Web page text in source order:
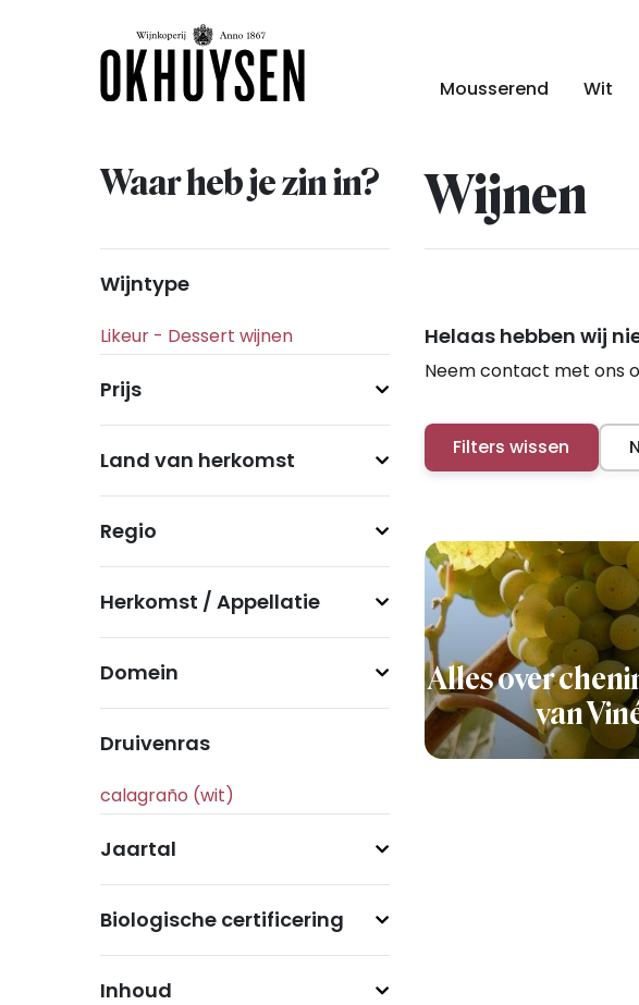
Mousserend Wit
Waar heb je zin in? Wijnen
Wijntype
Prijs
Land van herkomst
Regio
Herkomst / Appellatie
Domein
Druivenras
Jaartal
Biologische certificering
Inhoud
Helaas hebben wij
Neem contact met ons
Filters wissen
Alles over
van